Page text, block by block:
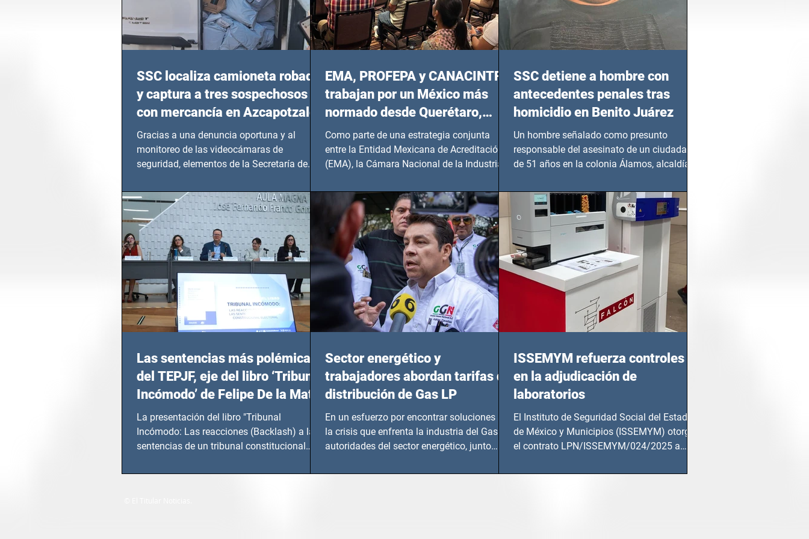
SSC localiza camioneta robada
y captura a tres sospechosos
con mercancía en Azcapotzalco
Gracias a una denuncia oportuna y al
monitoreo de las videocámaras de
seguridad, elementos de la Secretaría de
EMA, PROFEPA y CANACINTRA
trabajan por un México más
normado desde Querétaro,
Hidalgo y BCS
Como parte de una estrategia conjunta
entre la Entidad Mexicana de Acreditación
(EMA), la Cámara Nacional de la Industria
SSC detiene a hombre con
antecedentes penales tras
homicidio en Benito Juárez
Un hombre señalado como presunto
responsable del asesinato de un ciudadano
de 51 años en la colonia Álamos, alcaldía
Las sentencias más polémicas
del TEPJF, eje del libro ‘Tribunal
Incómodo’ de Felipe De la Mata
La presentación del libro "Tribunal
Incómodo: Las reacciones (Backlash) a las
sentencias de un tribunal constitucional
Sector energético y
trabajadores abordan tarifas de
distribución de Gas LP
En un esfuerzo por encontrar soluciones a
la crisis que enfrenta la industria del Gas LP,
autoridades del sector energético, junto
ISSEMYM refuerza controles
en la adjudicación de
laboratorios
El Instituto de Seguridad Social del Estado
de México y Municipios (ISSEMYM) otorgó
el contrato LPN/ISSEMYM/024/2025 a